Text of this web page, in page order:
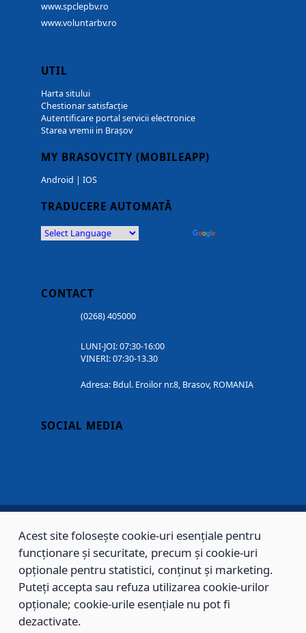
www.spclepbv.ro
www.voluntarbv.ro
UTIL
Harta sitului
Chestionar satisfacție
Autentificare portal servicii electronice
Starea vremii in Brașov
MY BRASOVCITY (MOBILEAPP)
Android | IOS
TRADUCERE AUTOMATĂ
CONTACT
(0268) 405000
LUNI-JOI: 07:30-16:00
VINERI: 07:30-13.30
Adresa: Bdul. Eroilor nr.8, Brasov, ROMANIA
SOCIAL MEDIA
Copyright © 2002 - 2026 - PRIMĂRIA MUNICIPIULUI BRAȘOV, toate drepturile
rezervate.
Sitemap Contact
Acest site folosește cookie-uri esențiale pentru
funcționare și securitate, precum și cookie-uri
opționale pentru statistici, conținut și marketing.
Puteți accepta sau refuza utilizarea cookie-urilor
opționale; cookie-urile esențiale nu pot fi
dezactivate.